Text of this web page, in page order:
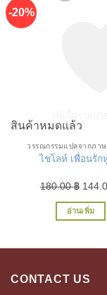
-20%
สินค้าหมดแล้ว
วรรณกรรมแปลจากภา
ไชโลห์ เพื่อนรัก
180.00฿
price
was:
อ่านเพิ่ม
CONTACT US